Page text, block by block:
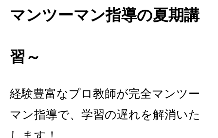
マンツーマン指導の夏期講
習～
経験豊富なプロ教師が完全マンツー
マン指導で、学習の遅れを解消いた
します！